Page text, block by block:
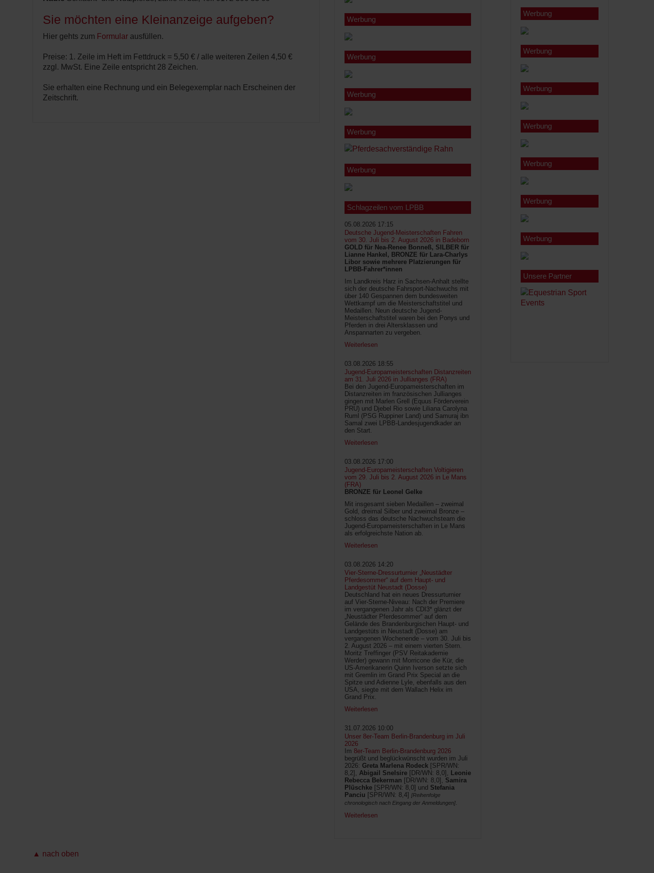
Sie möchten eine Kleinanzeige aufgeben?
Hier gehts zum Formular ausfüllen.
Preise: 1. Zeile im Heft im Fettdruck = 5,50 € / alle weiteren Zeilen 4,50 €
zzgl. MwSt. Eine Zeile entspricht 28 Zeichen.
Sie erhalten eine Rechnung und ein Belegexemplar nach Erscheinen der
Zeitschrift.
Werbung
Werbung
Werbung
Werbung
Werbung
Schlagzeilen vom LPBB
05.08.2026 17:15
Deutsche Jugend-Meisterschaften Fahren
vom 30. Juli bis 2. August 2026 in Badeborn
GOLD für Nea-Renee Bonneß, SILBER für
Lianne Hankel, BRONZE für Lara-Charlys
Libor sowie mehrere Platzierungen für
LPBB-Fahrer*innen
Im Landkreis Harz in Sachsen-Anhalt stellte
sich der deutsche Fahrsport-Nachwuchs mit
über 140 Gespannen dem bundesweiten
Wettkampf um die Meisterschaftstitel und
Medaillen. Neun deutsche Jugend-
Meisterschaftstitel waren bei den Ponys und
Pferden in drei Altersklassen und
Anspannarten zu vergeben.
Weiterlesen
03.08.2026 18:55
Jugend-Europameisterschaften Distanzreiten
am 31. Juli 2026 in Jullianges (FRA)
Bei den Jugend-Europameisterschaften im
Distanzreiten im französischen Jullianges
gingen mit Marlen Grell (Equus Förderverein
PRU) und Djebel Rio sowie Liliana Carolyna
Ruml (PSG Ruppiner Land) und Samuraj ibn
Samal zwei LPBB-Landesjugendkader an
den Start.
Weiterlesen
03.08.2026 17:00
Jugend-Europameisterschaften Voltigieren
vom 29. Juli bis 2. August 2026 in Le Mans
(FRA)
BRONZE für Leonel Gelke
Mit insgesamt sieben Medaillen – zweimal
Gold, dreimal Silber und zweimal Bronze –
schloss das deutsche Nachwuchsteam die
Jugend-Europameisterschaften in Le Mans
als erfolgreichste Nation ab.
Weiterlesen
03.08.2026 14:20
Vier-Sterne-Dressurturnier „Neustädter
Pferdesommer“ auf dem Haupt- und
Landgestüt Neustadt (Dosse)
Deutschland hat ein neues Dressurturnier
auf Vier-Sterne-Niveau: Nach der Premiere
im vergangenen Jahr als CDI3* glänzt der
„Neustädter Pferdesommer“ auf dem
Gelände des Brandenburgischen Haupt- und
Landgestüts in Neustadt (Dosse) am
vergangenen Wochenende – vom 30. Juli bis
2. August 2026 – mit einem vierten Stern.
Moritz Treffinger (PSV Reitakademie
Werder) gewann mit Morricone die Kür, die
US-Amerikanerin Quinn Iverson setzte sich
mit Gremlin im Grand Prix Special an die
Spitze und Adienne Lyle, ebenfalls aus den
USA, siegte mit dem Wallach Helix im
Grand Prix.
Weiterlesen
31.07.2026 10:00
Unser 8er-Team Berlin-Brandenburg im Juli
2026
Im 8er-Team Berlin-Brandenburg 2026
begrüßt und beglückwünscht wurden im Juli
2026: Greta Marlena Rodeck [SPR/WN:
8,2], Abigail Snelsire [DR/WN: 8,0], Leonie
Rebecca Bekerman [DR/WN: 8,0], Samira
Plüschke [SPR/WN: 8,0] und Stefania
Panciu [SPR/WN: 8,4] [Reihenfolge
chronologisch nach Eingang der Anmeldungen].
Weiterlesen
Werbung
Werbung
Werbung
Werbung
Werbung
Werbung
Werbung
Unsere Partner
▲ nach oben